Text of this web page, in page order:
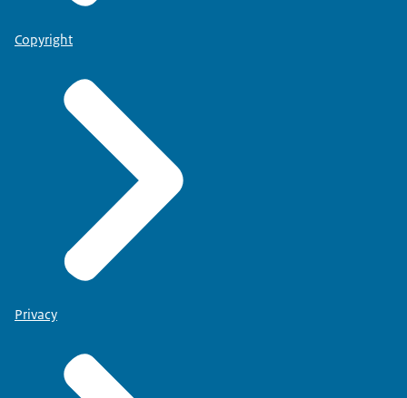
Copyright
Privacy